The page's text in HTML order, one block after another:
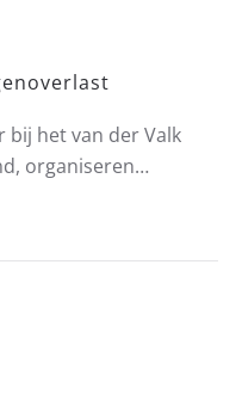
bij het van der Valk
organiseren…